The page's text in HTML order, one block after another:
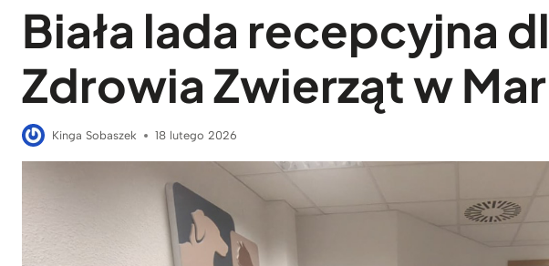
Biała lada recepcyjna
Zdrowia Zwierząt w
Kinga Sobaszek 18 lutego 2026